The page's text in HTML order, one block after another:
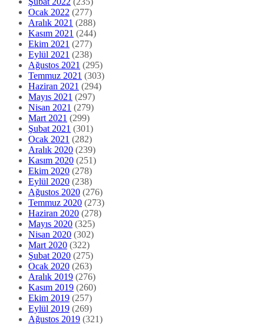
Ocak 2022 (277)
Aralık 2021 (288)
Kasım 2021 (244)
Ekim 2021 (277)
Eylül 2021 (238)
Ağustos 2021 (295)
Temmuz 2021 (303)
Haziran 2021 (294)
Mayıs 2021 (297)
Nisan 2021 (279)
Mart 2021 (299)
Şubat 2021 (301)
Ocak 2021 (282)
Aralık 2020 (239)
Kasım 2020 (251)
Ekim 2020 (278)
Eylül 2020 (238)
Ağustos 2020 (276)
Temmuz 2020 (273)
Haziran 2020 (278)
Mayıs 2020 (325)
Nisan 2020 (302)
Mart 2020 (322)
Şubat 2020 (275)
Ocak 2020 (263)
Aralık 2019 (276)
Kasım 2019 (260)
Ekim 2019 (257)
Eylül 2019 (269)
Ağustos 2019 (321)